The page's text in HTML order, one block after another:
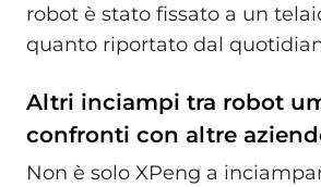
robot è stato fissato a un
quanto riportato dal
Altri inciampi tra robot
confronti con altre
Non è solo XPeng a